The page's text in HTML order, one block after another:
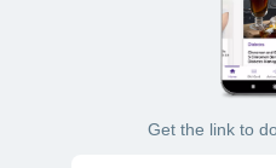
Get the link to